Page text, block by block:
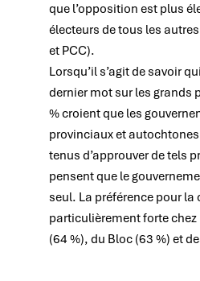
que l’opposition est plus
électeurs de tous les
et PCC).
Lorsqu’il s’agit de savoir
dernier mot sur les grands
% croient que les
provinciaux et
tenus d’approuver de tels
pensent que le
seul. La préférence pour
particulièrement forte chez
(64 %), du Bloc (63 %) et